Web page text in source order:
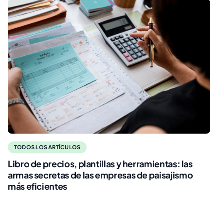
TODOS LOS ARTÍCULOS
Libro de precios, plantillas y herramientas: las
armas secretas de las empresas de paisajismo
más eficientes